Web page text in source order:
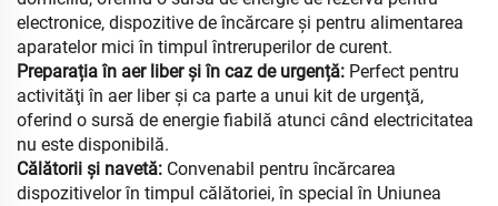
electronice, dispozitive de încărcare și pentru alimentarea
aparatelor mici în timpul întreruperilor de curent.
Preparația în aer liber și în caz de urgență: Perfect pentru
activităţi în aer liber şi ca parte a unui kit de urgenţă,
oferind o sursă de energie fiabilă atunci când electricitatea
nu este disponibilă.
Călătorii și navetă: Convenabil pentru încărcarea
dispozitivelor în timpul călătoriei, în special în Uniunea